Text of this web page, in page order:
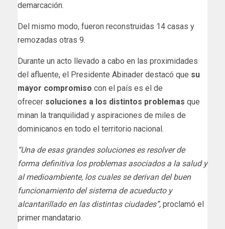
demarcación.
Del mismo modo, fueron reconstruidas 14 casas y
remozadas otras 9.
Durante un acto llevado a cabo en las proximidades
del afluente, el Presidente Abinader destacó que su
mayor compromiso con el país es el de
ofrecer soluciones a los distintos problemas que
minan la tranquilidad y aspiraciones de miles de
dominicanos en todo el territorio nacional.
“Una de esas grandes soluciones es resolver de
forma definitiva los problemas asociados a la salud y
al medioambiente, los cuales se derivan del buen
funcionamiento del sistema de acueducto y
alcantarillado en las distintas ciudades”, proclamó el
primer mandatario.